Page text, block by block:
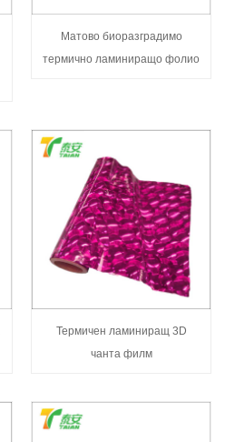
Матово биоразградимо
термично ламиниращо фолио
Термичен ламиниращ 3D
чанта филм